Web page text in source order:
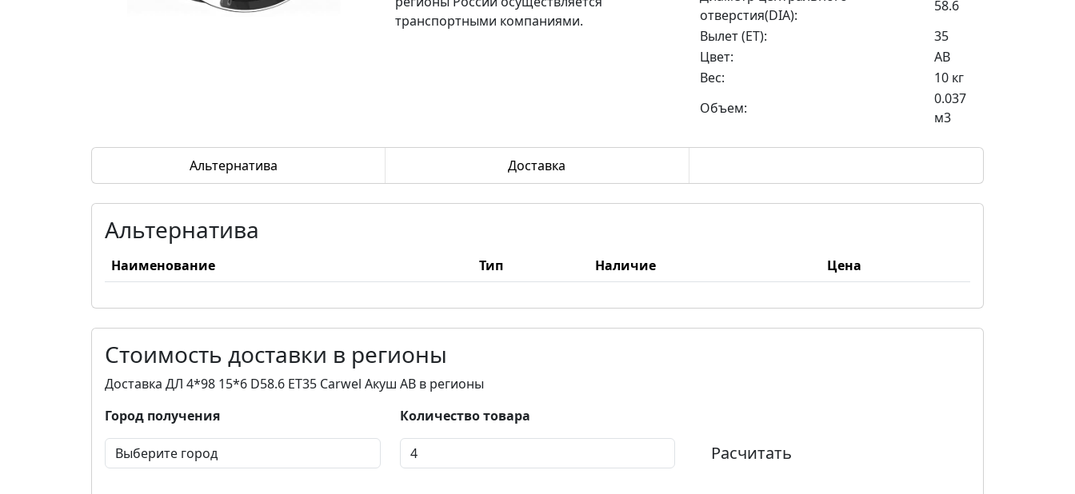
транспортными компаниями.
отверстия(DIA):
58.6
Вылет (ET):
35
Цвет:
AB
Вес:
10 кг
Объем:
0.037
м3
Альтернатива Доставка
Альтернатива
Наименование Тип Наличие Цена
Стоимость доставки в регионы
Доставка ДЛ 4*98 15*6 D58.6 ET35 Carwel Акуш AB в регионы
Город получения
Количество товара
Расчитать